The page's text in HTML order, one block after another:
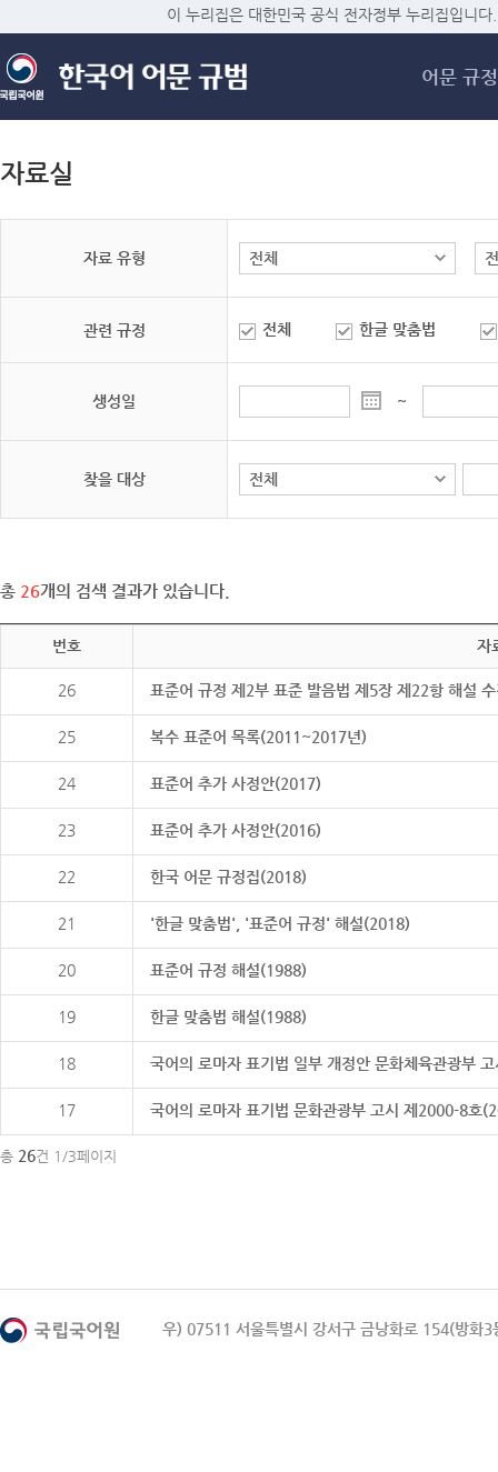
메
이 누리집은 대한민국 공식 전자정부 누리집입니다.
어문 규정
자료실
자료 유형
관련 규정 전체 한글 맞춤법
생성일 ~
찾을 대상
총 26개의 검색 결과가 있습니다.
번호 자
26 표준어 규정 제2부 표준 발음법 제5장 제22항 해설
25 복수 표준어 목록(2011~2017년)
24 표준어 추가 사정안(2017)
23 표준어 추가 사정안(2016)
22 한국 어문 규정집(2018)
21 '한글 맞춤법', '표준어 규정' 해설(2018)
20 표준어 규정 해설(1988)
19 한글 맞춤법 해설(1988)
18 국어의 로마자 표기법 일부 개정안 문화체육관광부
17 국어의 로마자 표기법 문화관광부 고시 제2000-8호
총 26건 1/3페이지
우) 07511 서울특별시 강서구 금낭화로 154(방화3